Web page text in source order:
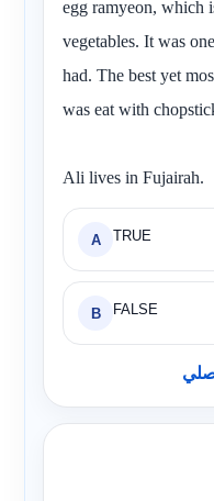
egg ramyeon, which
vegetables. It was
had. The best yet
was eat with
Ali lives in Fujairah.
A TRUE
B FALSE